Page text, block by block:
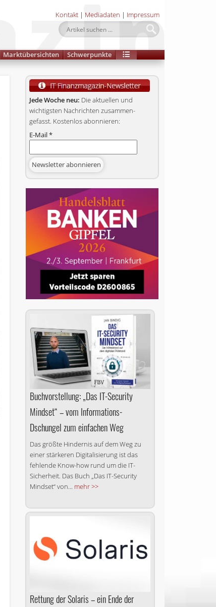
Kontakt | Mediadaten | Impressum
Marktübersichten Schwerpunkte
Jede Woche neu: Die aktuellen und
wichtigsten Nachrichten zusammen­
gefasst. Kostenlos abonnieren:
E-Mail*
Buchvorstellung: „Das IT-Security
Mindset“ – vom Informations-
Dschungel zum einfachen Weg
Das größte Hindernis auf dem Weg zu
einer stärkeren Digitalisierung ist das
fehlende Know-how rund um die IT-
Sicherheit. Das Buch „Das IT-Security
Mindset“ von... mehr >>
Rettung der Solaris – ein Ende der